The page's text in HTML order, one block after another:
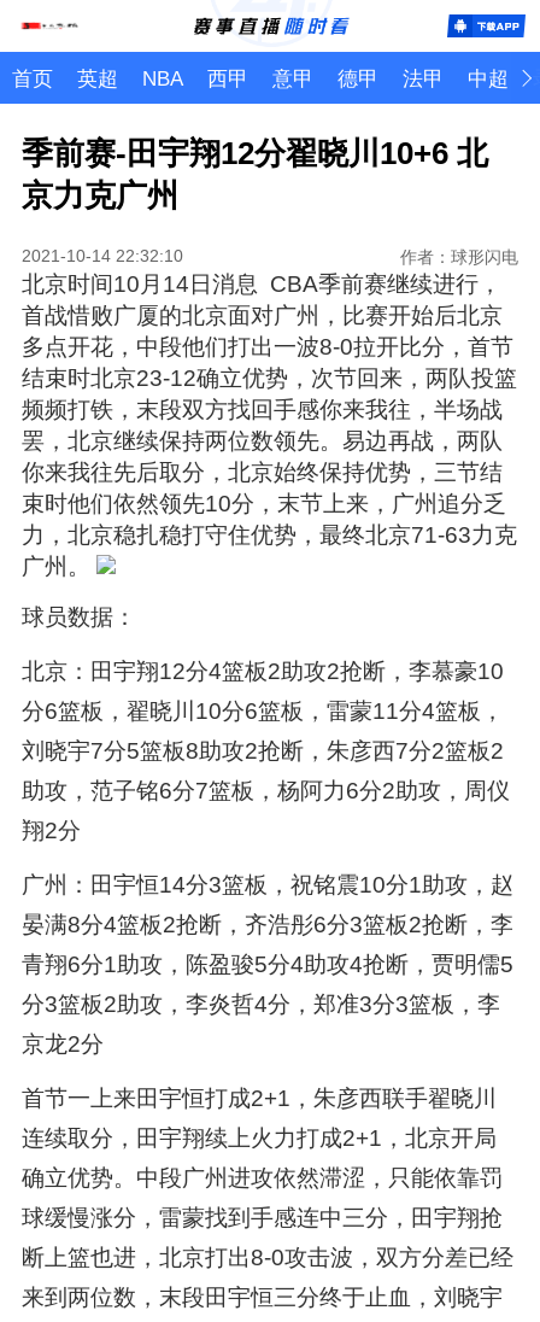
首页 英超 NBA 西甲 意甲 德甲 法甲 中超
季前赛-田宇翔12分翟晓川10+6 北
京力克广州
2021-10-14 22:32:10 作者：球形闪电
北京时间10月14日消息 CBA季前赛继续进行，
首战惜败广厦的北京面对广州，比赛开始后北京
多点开花，中段他们打出一波8-0拉开比分，首节
结束时北京23-12确立优势，次节回来，两队投篮
频频打铁，末段双方找回手感你来我往，半场战
罢，北京继续保持两位数领先。易边再战，两队
你来我往先后取分，北京始终保持优势，三节结
束时他们依然领先10分，末节上来，广州追分乏
力，北京稳扎稳打守住优势，最终北京71-63力克
广州。
球员数据：
北京：田宇翔12分4篮板2助攻2抢断，李慕豪10
分6篮板，翟晓川10分6篮板，雷蒙11分4篮板，
刘晓宇7分5篮板8助攻2抢断，朱彦西7分2篮板2
助攻，范子铭6分7篮板，杨阿力6分2助攻，周仪
翔2分
广州：田宇恒14分3篮板，祝铭震10分1助攻，赵
晏满8分4篮板2抢断，齐浩彤6分3篮板2抢断，李
青翔6分1助攻，陈盈骏5分4助攻4抢断，贾明儒5
分3篮板2助攻，李炎哲4分，郑准3分3篮板，李
京龙2分
首节一上来田宇恒打成2+1，朱彦西联手翟晓川
连续取分，田宇翔续上火力打成2+1，北京开局
确立优势。中段广州进攻依然滞涩，只能依靠罚
球缓慢涨分，雷蒙找到手感连中三分，田宇翔抢
断上篮也进，北京打出8-0攻击波，双方分差已经
来到两位数，末段田宇恒三分终于止血，刘晓宇